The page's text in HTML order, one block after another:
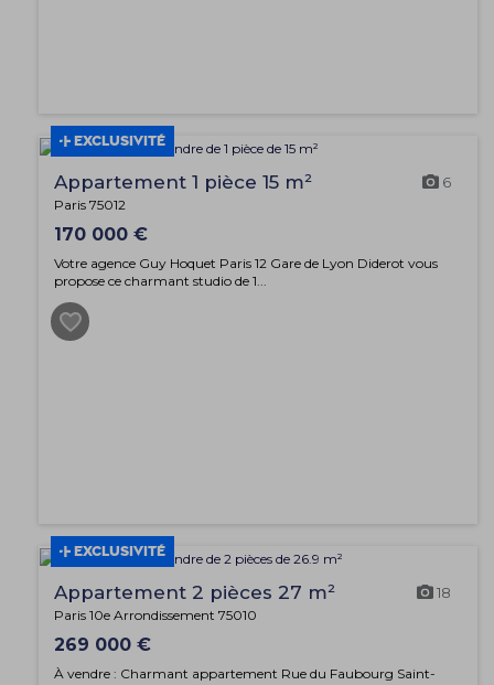
EXCLUSIVITÉ
Appartement 1 pièce 15 m² 6
Paris 75012
170 000 €
Votre agence Guy Hoquet Paris 12 Gare de Lyon Diderot vous
propose ce charmant studio de 1...
EXCLUSIVITÉ
Appartement 2 pièces 27 m² 18
Paris 10e Arrondissement 75010
269 000 €
À vendre : Charmant appartement Rue du Faubourg Saint-